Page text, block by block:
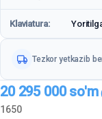
Klaviatura:
Tezkor yetkazib
20 295 000so'm
1650